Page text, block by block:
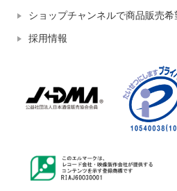
ショップチャンネルで商品販売希
採用情報